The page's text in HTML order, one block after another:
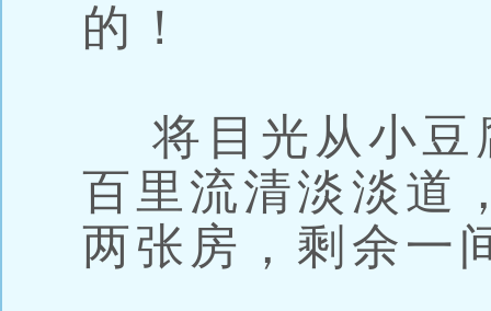
的！
将目光从小豆
百里流清淡淡道
两张房，剩余一